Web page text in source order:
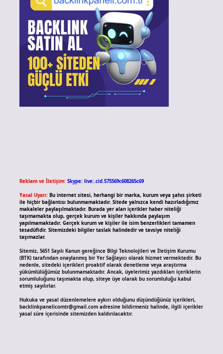
Reklam ve İletişim: Skype: live:.cid.575569c608265c69
Yasal Uyarı: Bu internet sitesi, herhangi bir marka, kurum veya şahıs şirketi
ile hiçbir bağlantısı bulunmamaktadır. Sitede yalnızca kendi hazırladığımız
makaleler paylaşılmaktadır. Burada yer alan içerikler haber niteliği
taşımamakta olup, gerçek kurum ve kişiler hakkında paylaşım
yapılmamaktadır. Gerçek kurum ve kişiler ile isim benzerlikleri tamamen
tesadüfidir. Sitemizdeki bilgiler taslak halindedir ve tavsiye niteliği
taşımazlar.
Sitemiz, 5651 Sayılı Kanun gereğince Bilgi Teknolojileri ve İletişim Kurumu
(BTK) tarafından onaylanmış bir Yer Sağlayıcı olarak hizmet vermektedir. Bu
nedenle, sitedeki içerikleri proaktif olarak denetleme veya araştırma
yükümlülüğümüz bulunmamaktadır. Ancak, üyelerimiz yazdıkları içeriklerin
sorumluluğunu taşımakta olup, siteye üye olarak bu sorumluluğu kabul
etmiş sayılırlar.
Hukuka ve yasal düzenlemelere aykırı olduğunu düşündüğünüz içerikleri,
backlinkpanelicomtr@gmail.comadresine bildirmeniz halinde, ilgili içerikler
yasal süre içerisinde sitemizden kaldırılacaktır.